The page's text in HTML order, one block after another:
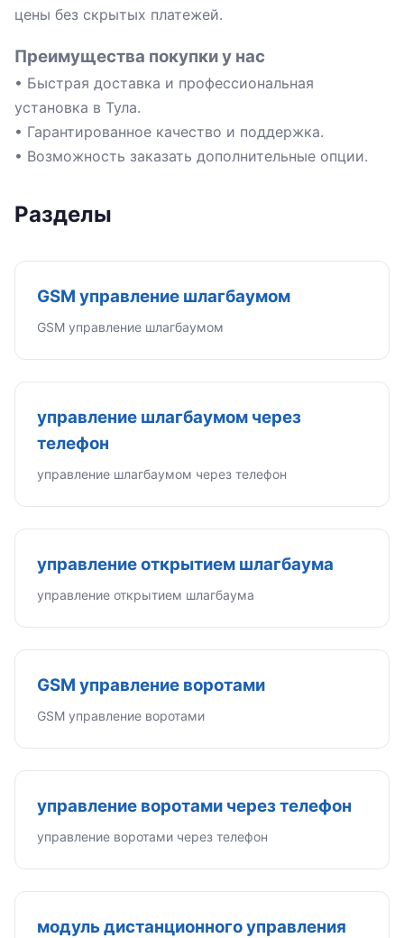
цены без скрытых платежей.
Преимущества покупки у нас
• Быстрая доставка и профессиональная
установка в Тула.
• Гарантированное качество и поддержка.
• Возможность заказать дополнительные опции.
Разделы
GSM управление шлагбаумом
GSM управление шлагбаумом
управление шлагбаумом через
телефон
управление шлагбаумом через телефон
управление открытием шлагбаума
управление открытием шлагбаума
GSM управление воротами
GSM управление воротами
управление воротами через телефон
управление воротами через телефон
модуль дистанционного управления